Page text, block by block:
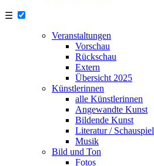
☰
Veranstaltungen
Vorschau
Rückschau
Extern
Übersicht 2025
Künstlerinnen
alle Künstlerinnen
Angewandte Kunst
Bildende Kunst
Literatur / Schauspiel
Musik
Bild und Ton
Fotos